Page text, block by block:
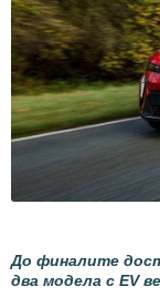
До финалите
два модела с EV